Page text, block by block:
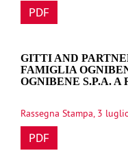
PDF
GITTI AND
FAMIGLIA
OGNIBENE S.P.A. A
Rassegna Stampa, 3
PDF